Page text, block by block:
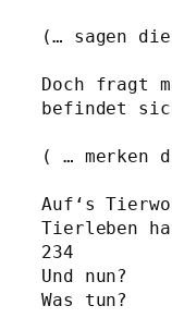
(… sagen
Doch fragt
befindet
( … merken
Auf‘s
Tierleben
234
Und nun?
Was tun?